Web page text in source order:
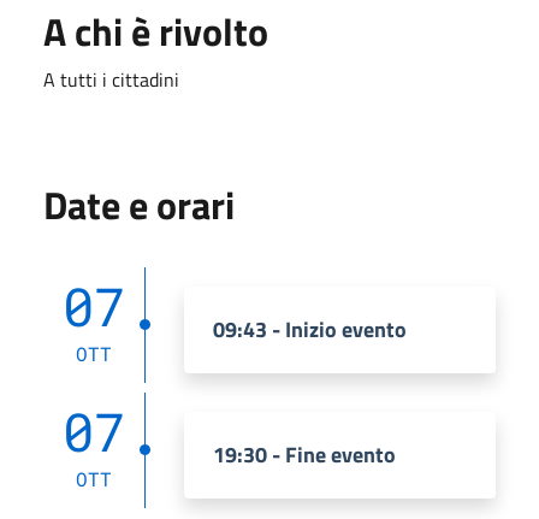
A chi è rivolto
A tutti i cittadini
Date e orari
07
OTT
09:43 - Inizio evento
07
OTT
19:30 - Fine evento